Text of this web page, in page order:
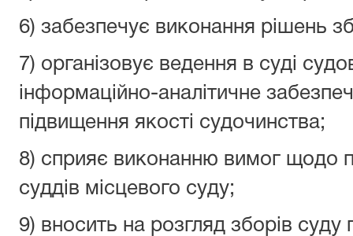
6) забезпечує виконання рішень
7) організовує ведення в суді
інформаційно-аналітичне
підвищення якості судочинства;
8) сприяє виконанню вимог щодо
суддів місцевого суду;
9) вносить на розгляд зборів суду